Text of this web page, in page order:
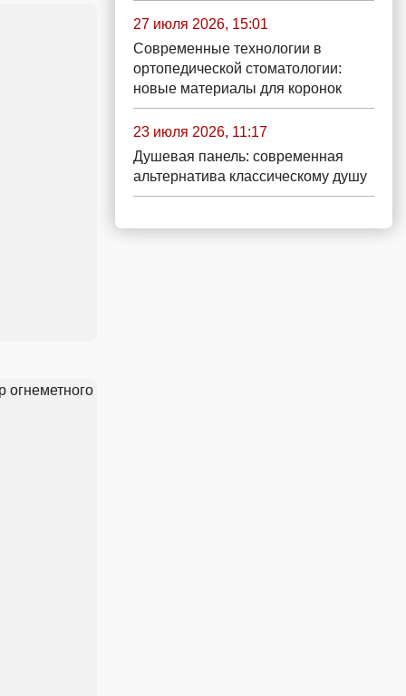
27 июля 2026, 15:01
Современные технологии в
ортопедической стоматологии:
новые материалы для коронок
23 июля 2026, 11:17
Душевая панель: современная
альтернатива классическому душу